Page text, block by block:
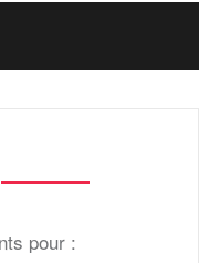
pour :